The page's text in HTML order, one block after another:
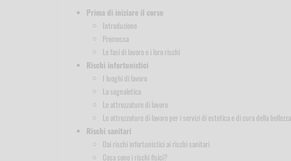
Prima di iniziare il corso
Introduzione
Premessa
Le fasi di lavoro e i loro rischi
Rischi infortunistici
I luoghi di lavoro
La segnaletica
Le attrezzature di lavoro
Le attrezzature di lavoro per i servizi di estetica e di cura della bellezza
Rischi sanitari
Dai rischi infortunistici ai rischi sanitari
Cosa sono i rischi fisici?